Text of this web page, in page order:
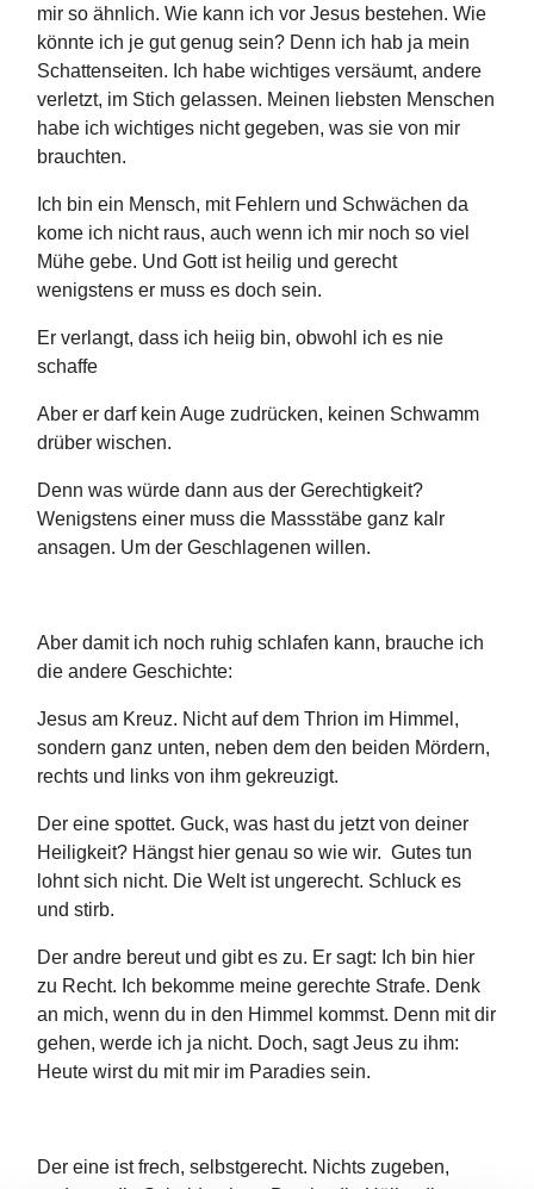
mir so ähnlich. Wie kann ich vor Jesus bestehen. Wie
könnte ich je gut genug sein? Denn ich hab ja mein
Schattenseiten. Ich habe wichtiges versäumt, andere
verletzt, im Stich gelassen. Meinen liebsten Menschen
habe ich wichtiges nicht gegeben, was sie von mir
brauchten.
Ich bin ein Mensch, mit Fehlern und Schwächen da
kome ich nicht raus, auch wenn ich mir noch so viel
Mühe gebe. Und Gott ist heilig und gerecht
wenigstens er muss es doch sein.
Er verlangt, dass ich heiig bin, obwohl ich es nie
schaffe
Aber er darf kein Auge zudrücken, keinen Schwamm
drüber wischen.
Denn was würde dann aus der Gerechtigkeit?
Wenigstens einer muss die Massstäbe ganz kalr
ansagen. Um der Geschlagenen willen.
Aber damit ich noch ruhig schlafen kann, brauche ich
die andere Geschichte:
Jesus am Kreuz. Nicht auf dem Thrion im Himmel,
sondern ganz unten, neben dem den beiden Mördern,
rechts und links von ihm gekreuzigt.
Der eine spottet. Guck, was hast du jetzt von deiner
Heiligkeit? Hängst hier genau so wie wir. Gutes tun
lohnt sich nicht. Die Welt ist ungerecht. Schluck es
und stirb.
Der andre bereut und gibt es zu. Er sagt: Ich bin hier
zu Recht. Ich bekomme meine gerechte Strafe. Denk
an mich, wenn du in den Himmel kommst. Denn mit dir
gehen, werde ich ja nicht. Doch, sagt Jeus zu ihm:
Heute wirst du mit mir im Paradies sein.
Der eine ist frech, selbstgerecht. Nichts zugeben,